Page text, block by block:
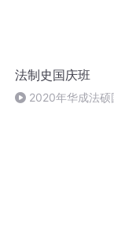
法制史国庆班
2020年华成法硕